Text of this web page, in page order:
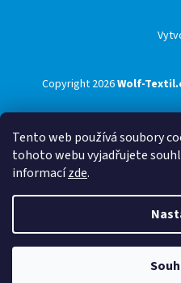
Tento web používá soubory
tohoto webu vyjadřujete
informacízde.
Copyright 2026Wolf-